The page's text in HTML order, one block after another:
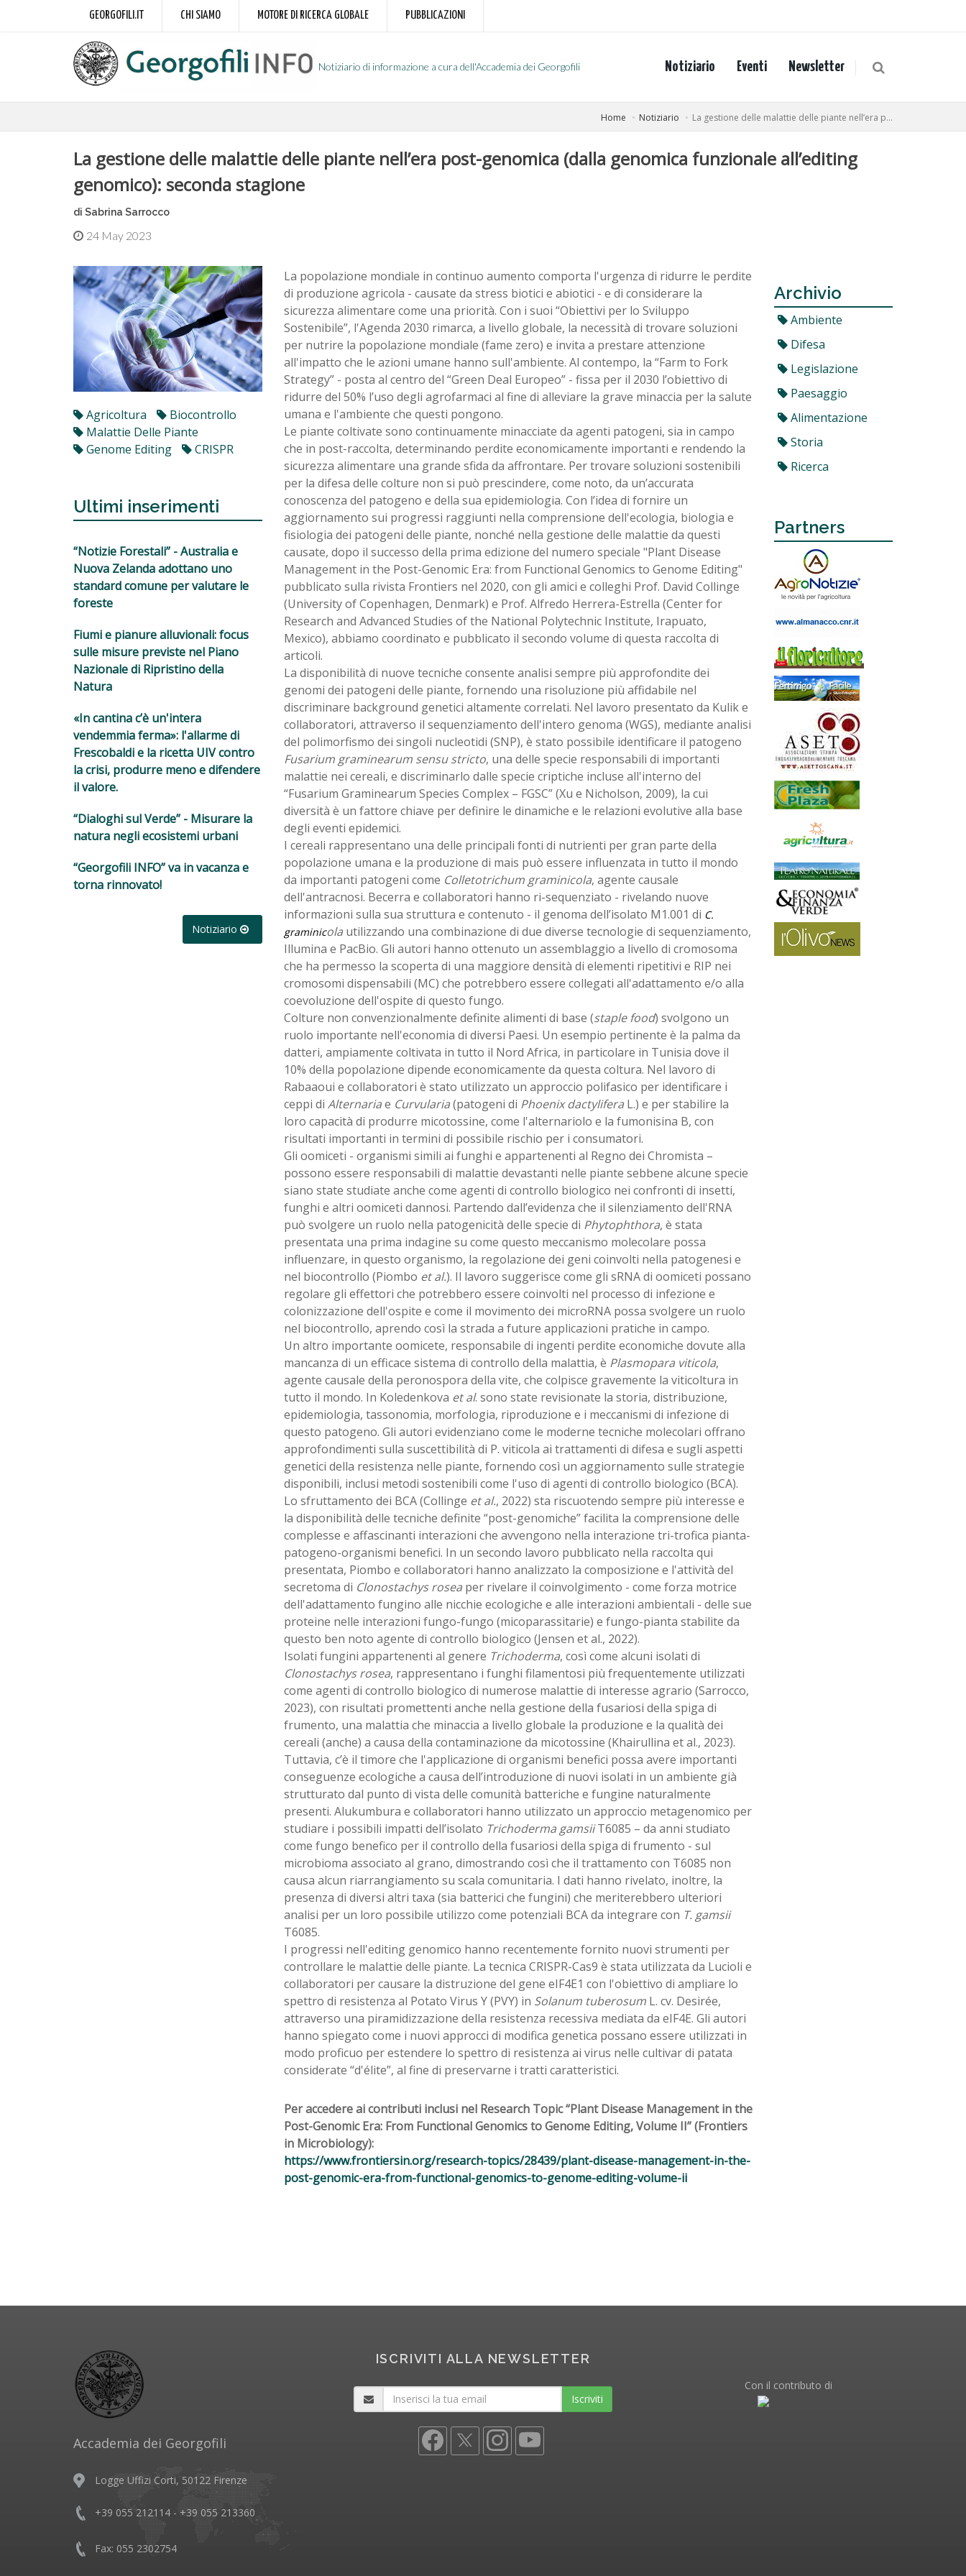
GEORGOFILI.IT CHI SIAMO MOTORE DI RICERCA GLOBALE PUBBLICAZIONI
Notiziario di informazione a cura dell'Accademia dei Georgofili Notiziario Eventi Newsletter
Home Notiziario La gestione delle malattie delle piante nell’era p...
La gestione delle malattie delle piante nell’era post-genomica (dalla genomica funzionale all’editing
genomico): seconda stagione
di Sabrina Sarrocco
24 May 2023
Agricoltura
Biocontrollo
Malattie Delle Piante
Genome Editing
CRISPR
Ultimi inserimenti
“Notizie Forestali” - Australia e
Nuova Zelanda adottano uno
standard comune per valutare le
foreste
Fiumi e pianure alluvionali: focus
sulle misure previste nel Piano
Nazionale di Ripristino della
Natura
«In cantina c’è un'intera
vendemmia ferma»: l'allarme di
Frescobaldi e la ricetta UIV contro
la crisi, produrre meno e difendere
il valore.
“Dialoghi sul Verde” - Misurare la
natura negli ecosistemi urbani
“Georgofili INFO” va in vacanza e
torna rinnovato!
Notiziario
La popolazione mondiale in continuo aumento comporta l'urgenza di ridurre le perdite
di produzione agricola - causate da stress biotici e abiotici - e di considerare la
sicurezza alimentare come una priorità. Con i suoi “Obiettivi per lo Sviluppo
Sostenibile”, l'Agenda 2030 rimarca, a livello globale, la necessità di trovare soluzioni
per nutrire la popolazione mondiale (fame zero) e invita a prestare attenzione
all'impatto che le azioni umane hanno sull'ambiente. Al contempo, la “Farm to Fork
Strategy” - posta al centro del “Green Deal Europeo” - fissa per il 2030 l’obiettivo di
ridurre del 50% l’uso degli agrofarmaci al fine di alleviare la grave minaccia per la salute
umana e l'ambiente che questi pongono.
Le piante coltivate sono continuamente minacciate da agenti patogeni, sia in campo
che in post-raccolta, determinando perdite economicamente importanti e rendendo la
sicurezza alimentare una grande sfida da affrontare. Per trovare soluzioni sostenibili
per la difesa delle colture non si può prescindere, come noto, da un’accurata
conoscenza del patogeno e della sua epidemiologia. Con l’idea di fornire un
aggiornamento sui progressi raggiunti nella comprensione dell'ecologia, biologia e
fisiologia dei patogeni delle piante, nonché nella gestione delle malattie da questi
causate, dopo il successo della prima edizione del numero speciale "Plant Disease
Management in the Post-Genomic Era: from Functional Genomics to Genome Editing"
pubblicato sulla rivista Frontiers nel 2020, con gli amici e colleghi Prof. David Collinge
(University of Copenhagen, Denmark) e Prof. Alfredo Herrera-Estrella (Center for
Research and Advanced Studies of the National Polytechnic Institute, Irapuato,
Mexico), abbiamo coordinato e pubblicato il secondo volume di questa raccolta di
articoli.
La disponibilità di nuove tecniche consente analisi sempre più approfondite dei
genomi dei patogeni delle piante, fornendo una risoluzione più affidabile nel
discriminare background genetici altamente correlati. Nel lavoro presentato da Kulik e
collaboratori, attraverso il sequenziamento dell'intero genoma (WGS), mediante analisi
del polimorfismo dei singoli nucleotidi (SNP), è stato possibile identificare il patogeno
Fusarium graminearum sensu stricto, una delle specie responsabili di importanti
malattie nei cereali, e discriminarlo dalle specie criptiche incluse all'interno del
“Fusarium Graminearum Species Complex – FGSC” (Xu e Nicholson, 2009), la cui
diversità è un fattore chiave per definire le dinamiche e le relazioni evolutive alla base
degli eventi epidemici.
I cereali rappresentano una delle principali fonti di nutrienti per gran parte della
popolazione umana e la produzione di mais può essere influenzata in tutto il mondo
da importanti patogeni come Colletotrichum graminicola, agente causale
dell'antracnosi. Becerra e collaboratori hanno ri-sequenziato - rivelando nuove
informazioni sulla sua struttura e contenuto - il genoma dell’isolato M1.001 di C.
graminicolautilizzando una combinazione di due diverse tecnologie di sequenziamento,
Illumina e PacBio. Gli autori hanno ottenuto un assemblaggio a livello di cromosoma
che ha permesso la scoperta di una maggiore densità di elementi ripetitivi e RIP nei
cromosomi dispensabili (MC) che potrebbero essere collegati all'adattamento e/o alla
coevoluzione dell'ospite di questo fungo.
Colture non convenzionalmente definite alimenti di base (staple food) svolgono un
ruolo importante nell'economia di diversi Paesi. Un esempio pertinente è la palma da
datteri, ampiamente coltivata in tutto il Nord Africa, in particolare in Tunisia dove il
10% della popolazione dipende economicamente da questa coltura. Nel lavoro di
Rabaaoui e collaboratori è stato utilizzato un approccio polifasico per identificare i
ceppi di Alternariae Curvularia(patogeni di Phoenix dactyliferaL.) e per stabilire la
loro capacità di produrre micotossine, come l'alternariolo e la fumonisina B, con
risultati importanti in termini di possibile rischio per i consumatori.
Gli oomiceti - organismi simili ai funghi e appartenenti al Regno dei Chromista –
possono essere responsabili di malattie devastanti nelle piante sebbene alcune specie
siano state studiate anche come agenti di controllo biologico nei confronti di insetti,
funghi e altri oomiceti dannosi. Partendo dall’evidenza che il silenziamento dell'RNA
può svolgere un ruolo nella patogenicità delle specie di Phytophthora, è stata
presentata una prima indagine su come questo meccanismo molecolare possa
influenzare, in questo organismo, la regolazione dei geni coinvolti nella patogenesi e
nel biocontrollo (Piombo et al.). Il lavoro suggerisce come gli sRNA di oomiceti possano
regolare gli effettori che potrebbero essere coinvolti nel processo di infezione e
colonizzazione dell'ospite e come il movimento dei microRNA possa svolgere un ruolo
nel biocontrollo, aprendo così la strada a future applicazioni pratiche in campo.
Un altro importante oomicete, responsabile di ingenti perdite economiche dovute alla
mancanza di un efficace sistema di controllo della malattia, è Plasmopara viticola,
agente causale della peronospora della vite, che colpisce gravemente la viticoltura in
tutto il mondo. In Koledenkova et al. sono state revisionate la storia, distribuzione,
epidemiologia, tassonomia, morfologia, riproduzione e i meccanismi di infezione di
questo patogeno. Gli autori evidenziano come le moderne tecniche molecolari offrano
approfondimenti sulla suscettibilità di P. viticola ai trattamenti di difesa e sugli aspetti
genetici della resistenza nelle piante, fornendo così un aggiornamento sulle strategie
disponibili, inclusi metodi sostenibili come l'uso di agenti di controllo biologico (BCA).
Lo sfruttamento dei BCA (Collinge et al., 2022) sta riscuotendo sempre più interesse e
la disponibilità delle tecniche definite “post-genomiche” facilita la comprensione delle
complesse e affascinanti interazioni che avvengono nella interazione tri-trofica pianta-
patogeno-organismi benefici. In un secondo lavoro pubblicato nella raccolta qui
presentata, Piombo e collaboratori hanno analizzato la composizione e l'attività del
secretoma di Clonostachys roseaper rivelare il coinvolgimento - come forza motrice
dell'adattamento fungino alle nicchie ecologiche e alle interazioni ambientali - delle sue
proteine nelle interazioni fungo-fungo (micoparassitarie) e fungo-pianta stabilite da
questo ben noto agente di controllo biologico (Jensen et al., 2022).
Isolati fungini appartenenti al genere Trichoderma, così come alcuni isolati di
Clonostachys rosea, rappresentano i funghi filamentosi più frequentemente utilizzati
come agenti di controllo biologico di numerose malattie di interesse agrario (Sarrocco,
2023), con risultati promettenti anche nella gestione della fusariosi della spiga di
frumento, una malattia che minaccia a livello globale la produzione e la qualità dei
cereali (anche) a causa della contaminazione da micotossine (Khairullina et al., 2023).
Tuttavia, c’è il timore che l'applicazione di organismi benefici possa avere importanti
conseguenze ecologiche a causa dell’introduzione di nuovi isolati in un ambiente già
strutturato dal punto di vista delle comunità batteriche e fungine naturalmente
presenti. Alukumbura e collaboratori hanno utilizzato un approccio metagenomico per
studiare i possibili impatti dell’isolato Trichoderma gamsiiT6085 – da anni studiato
come fungo benefico per il controllo della fusariosi della spiga di frumento - sul
microbioma associato al grano, dimostrando così che il trattamento con T6085 non
causa alcun riarrangiamento su scala comunitaria. I dati hanno rivelato, inoltre, la
presenza di diversi altri taxa (sia batterici che fungini) che meriterebbero ulteriori
analisi per un loro possibile utilizzo come potenziali BCA da integrare con T. gamsii
T6085.
I progressi nell'editing genomico hanno recentemente fornito nuovi strumenti per
controllare le malattie delle piante. La tecnica CRISPR-Cas9 è stata utilizzata da Lucioli e
collaboratori per causare la distruzione del gene eIF4E1 con l'obiettivo di ampliare lo
spettro di resistenza al Potato Virus Y (PVY) in Solanum tuberosumL. cv. Desirée,
attraverso una piramidizzazione della resistenza recessiva mediata da eIF4E. Gli autori
hanno spiegato come i nuovi approcci di modifica genetica possano essere utilizzati in
modo proficuo per estendere lo spettro di resistenza ai virus nelle cultivar di patata
considerate “d'élite”, al fine di preservarne i tratti caratteristici.
Per accedere ai contributi inclusi nel Research Topic “Plant Disease Management in the
Post-Genomic Era: From Functional Genomics to Genome Editing, Volume II” (Frontiers
in Microbiology):
https://www.frontiersin.org/research-topics/28439/plant-disease-management-in-the-
post-genomic-era-from-functional-genomics-to-genome-editing-volume-ii
Archivio
Ambiente
Difesa
Legislazione
Paesaggio
Alimentazione
Storia
Ricerca
Partners
Accademia dei Georgofili
Logge Uffizi Corti, 50122 Firenze
+39 055 212114 - +39 055 213360
Fax: 055 2302754
ISCRIVITI ALLA NEWSLETTER
Iscriviti
Con il contributo di